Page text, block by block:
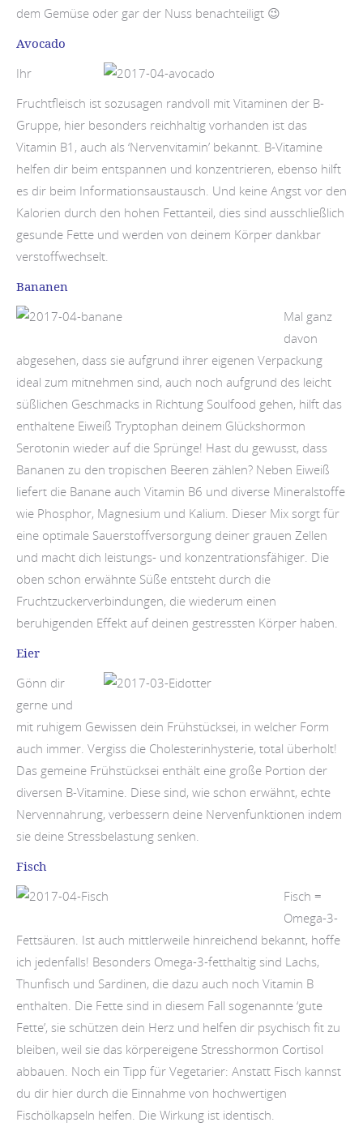
dem Gemüse oder gar der Nuss benachteiligt 😉
Avocado
Ihr
Fruchtfleisch ist sozusagen randvoll mit Vitaminen der B-
Gruppe, hier besonders reichhaltig vorhanden ist das
Vitamin B1, auch als ‘Nervenvitamin’ bekannt. B-Vitamine
helfen dir beim entspannen und konzentrieren, ebenso hilft
es dir beim Informationsaustausch. Und keine Angst vor den
Kalorien durch den hohen Fettanteil, dies sind ausschließlich
gesunde Fette und werden von deinem Körper dankbar
verstoffwechselt.
Bananen
Mal ganz
davon
abgesehen, dass sie aufgrund ihrer eigenen Verpackung
ideal zum mitnehmen sind, auch noch aufgrund des leicht
süßlichen Geschmacks in Richtung Soulfood gehen, hilft das
enthaltene Eiweiß Tryptophan deinem Glückshormon
Serotonin wieder auf die Sprünge! Hast du gewusst, dass
Bananen zu den tropischen Beeren zählen? Neben Eiweiß
liefert die Banane auch Vitamin B6 und diverse Mineralstoffe
wie Phosphor, Magnesium und Kalium. Dieser Mix sorgt für
eine optimale Sauerstoffversorgung deiner grauen Zellen
und macht dich leistungs- und konzentrationsfähiger. Die
oben schon erwähnte Süße entsteht durch die
Fruchtzuckerverbindungen, die wiederum einen
beruhigenden Effekt auf deinen gestressten Körper haben.
Eier
Gönn dir
gerne und
mit ruhigem Gewissen dein Frühstücksei, in welcher Form
auch immer. Vergiss die Cholesterinhysterie, total überholt!
Das gemeine Frühstücksei enthält eine große Portion der
diversen B-Vitamine. Diese sind, wie schon erwähnt, echte
Nervennahrung, verbessern deine Nervenfunktionen indem
sie deine Stressbelastung senken.
Fisch
Fisch =
Omega-3-
Fettsäuren. Ist auch mittlerweile hinreichend bekannt, hoffe
ich jedenfalls! Besonders Omega-3-fetthaltig sind Lachs,
Thunfisch und Sardinen, die dazu auch noch Vitamin B
enthalten. Die Fette sind in diesem Fall sogenannte ‘gute
Fette’, sie schützen dein Herz und helfen dir psychisch fit zu
bleiben, weil sie das körpereigene Stresshormon Cortisol
abbauen. Noch ein Tipp für Vegetarier: Anstatt Fisch kannst
du dir hier durch die Einnahme von hochwertigen
Fischölkapseln helfen. Die Wirkung ist identisch.